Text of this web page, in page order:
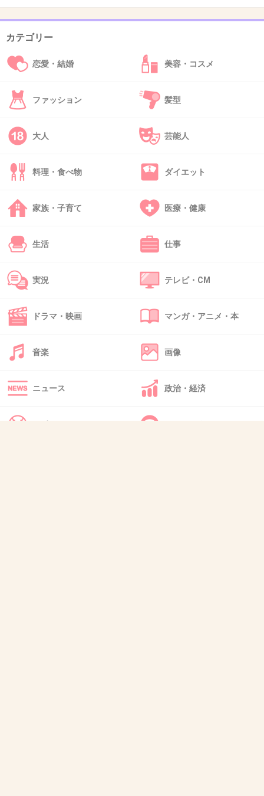
結局妻側の努力じゃなくて夫の性格の違いじゃ
ないかと思うけどな…
+32
38. 匿名
別にイクメンになってくれだなんて思わない。
ただ子供に「お父さんはスゴイよ。カッコイイ
よ」褒めまくると
お父さん子になり、勝手にイクメンになってく
れる。
お父さんを尊敬してる子供は邪険にしないでし
ょー？
39. 匿名
お金はない男は男じゃない。育児は男も同じよ
うにするのが当たり前。できないなら男じゃな
い。なまけもの。
+17
カテゴリー
恋愛・結婚 美容・コスメ
ファッション 髪型
大人 芸能人
料理・食べ物 ダイエット
家族・子育て 医療・健康
生活 仕事
実況 テレビ・CM
ドラマ・映画 マンガ・アニメ・本
音楽 画像
ニュース 政治・経済